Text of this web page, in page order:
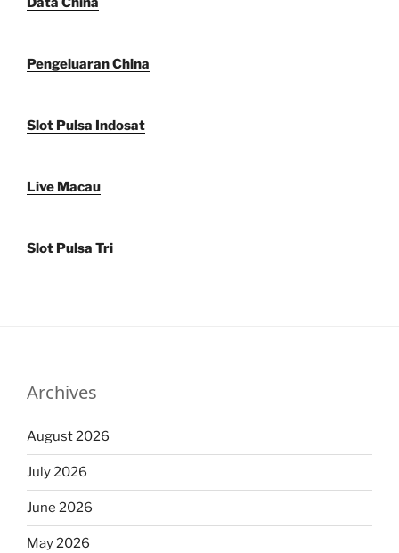
Pengeluaran China
Slot Pulsa Indosat
Live Macau
Slot Pulsa Tri
Archives
August 2026
July 2026
June 2026
May 2026